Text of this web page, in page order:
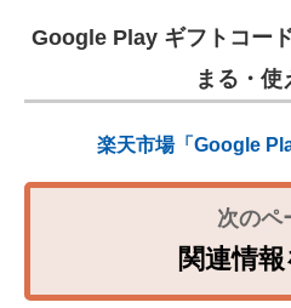
Google Play ギフトコー
まる・使
楽天市場「Google
関連情